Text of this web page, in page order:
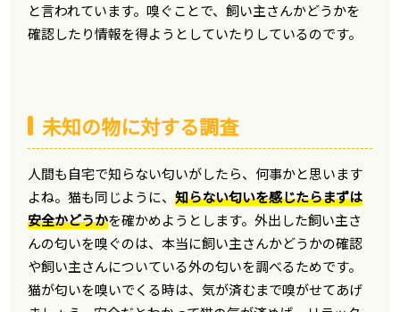
と言われています。嗅ぐことで、飼い主さんかどうかを
確認したり情報を得ようとしていたりしているのです。
未知の物に対する調査
人間も自宅で知らない匂いがしたら、何事かと思います
よね。猫も同じように、知らない匂いを感じたらまずは
安全かどうかを確かめようとします。外出した飼い主さ
んの匂いを嗅ぐのは、本当に飼い主さんかどうかの確認
や飼い主さんについている外の匂いを調べるためです。
猫が匂いを嗅いでくる時は、気が済むまで嗅がせてあげ